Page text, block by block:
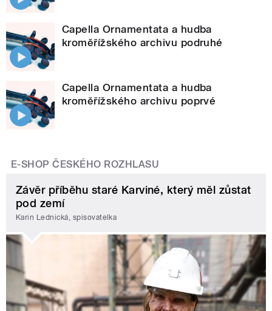
Capella Ornamentata a hudba
kroměřížského archivu podruhé
Capella Ornamentata a hudba
kroměřížského archivu poprvé
E-SHOP ČESKÉHO ROZHLASU
Závěr příběhu staré Karviné, který měl zůstat
pod zemí
Karin Lednická, spisovatelka